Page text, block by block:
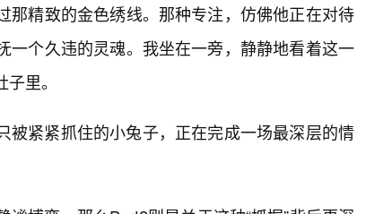
那精致的金色绣线。那种专注，仿佛他正在对待
一个久违的灵魂。我坐在一旁，静静地看着这一
里。
被紧紧抓住的小兔子，正在完成一场最深层的情